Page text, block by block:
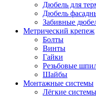
Дюбель для
Дюбель
Забивные
Метрический крепеж
Болты
Винты
Гайки
Резьбовые
Шайбы
Монтажные системы
Лёгкие системы